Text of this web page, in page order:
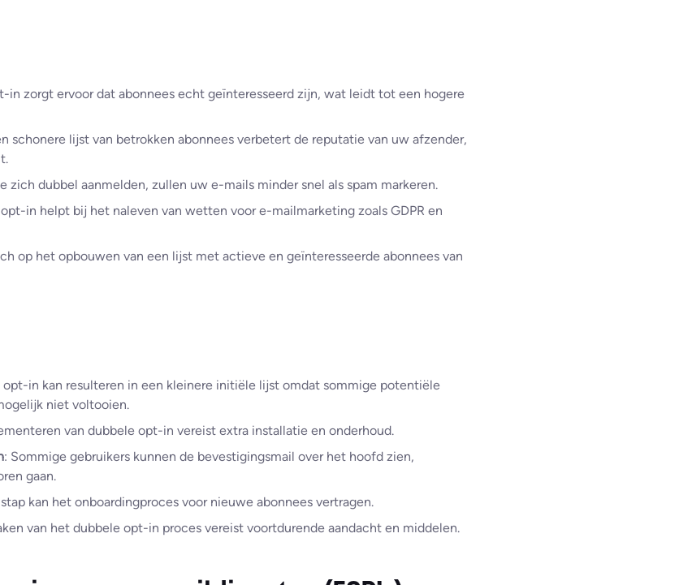
in zorgt ervoor dat abonnees echt geïnteresseerd zijn, wat leidt tot een hogere
schonere lijst van betrokken abonnees verbetert de reputatie van uw afzender,
zich dubbel aanmelden, zullen uw e-mails minder snel als spam markeren.
in helpt bij het naleven van wetten voor e-mailmarketing zoals GDPR en
op het opbouwen van een lijst met actieve en geïnteresseerde abonnees van
opt-in kan resulteren in een kleinere initiële lijst omdat sommige potentiële
niet voltooien.
van dubbele opt-in vereist extra installatie en onderhoud.
: Sommige gebruikers kunnen de bevestigingsmail over het hoofd zien,
gaan.
kan het onboardingproces voor nieuwe abonnees vertragen.
van het dubbele opt-in proces vereist voortdurende aandacht en middelen.